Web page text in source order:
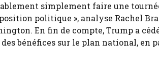
simplement faire une
politique », analyse Rachel
En fin de compte, Trump a
bénéfices sur le plan national, en